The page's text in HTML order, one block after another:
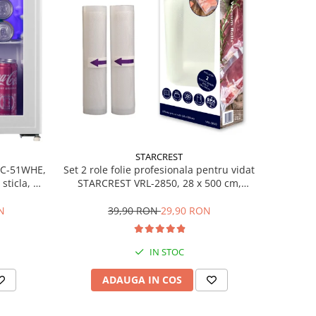
51WHE,
H
STARCREST
Set 2 role folie profesionala pentru vidat
STARCREST VRL-2850, 28 x 500 cm,
lavabile in masina de spalat, fara BPA,
transparent
39,90 RON29,90 RON
IN STOC
ADAUGA IN COS